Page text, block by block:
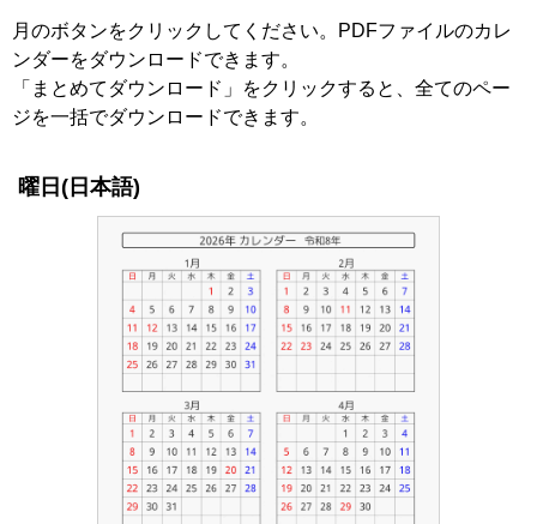
月のボタンをクリックしてください。PDFファイルのカレ
ンダーをダウンロードできます。
「まとめてダウンロード」をクリックすると、全てのペー
ジを一括でダウンロードできます。
曜日(日本語)